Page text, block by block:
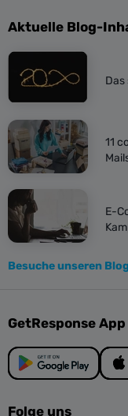
Aktuelle Blog-
Das
11
E-
Besuche unseren
GetResponse
Folge uns